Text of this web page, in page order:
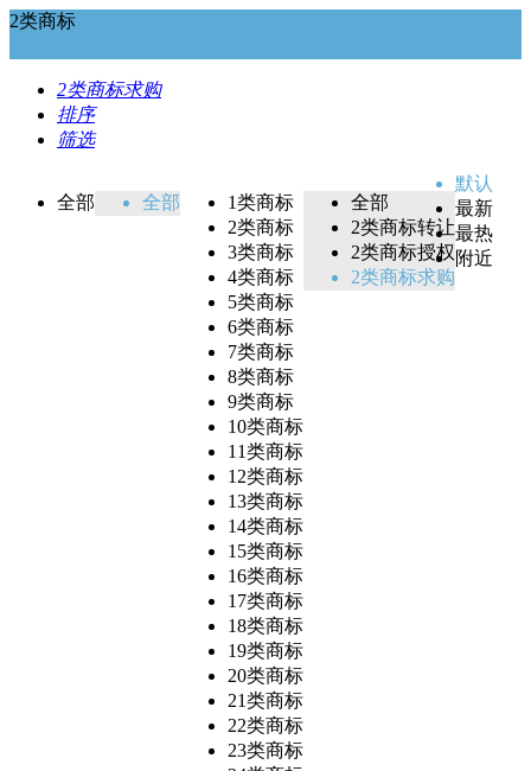
2类商标
2类商标求购
排序
筛选
全部 全部
1类商标
2类商标
3类商标
4类商标
5类商标
6类商标
7类商标
8类商标
9类商标
10类商标
11类商标
12类商标
13类商标
14类商标
15类商标
16类商标
17类商标
18类商标
19类商标
20类商标
21类商标
22类商标
23类商标
全部
2类商标转让
2类商标授权
2类商标求购
默认
最新
最热
附近